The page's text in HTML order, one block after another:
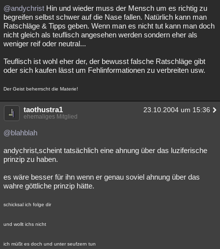
@andychrist Hin und wieder muss der Mensch um es richtig zu
begreifen selbst schwer auf die Nase fallen. Natürlich kann man
Ratschläge & Tipps geben. Wenn man es nicht tut kann man doch
nicht gleich als teuflisch angesehen werden sondern eher als
weniger reif oder neutral...
Teuflisch ist wohl eher der, der bewusst falsche Ratschläge gibt
oder sich kaufen lässt um Fehlinformationen zu verbreiten usw.
Der Geist beherrscht die Materie!
taothustra1 23.10.2004 um 15:36
ehemaliges Mitglied
@blahblah
andychrist,scheint tatsächlich eine ahnung über das luziferische
prinzip zu haben.
es wäre besser für ihn wenn er genau soviel ahnung über das
wahre göttliche prinzip hätte.
schicksal ich folge dir
und wollt ichs nicht
ich müßt es doch und unter seufzern tun